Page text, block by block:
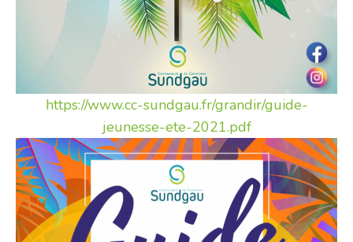
https://www.cc-sundgau.fr/grandir/guide-
jeunesse-ete-2021.pdf